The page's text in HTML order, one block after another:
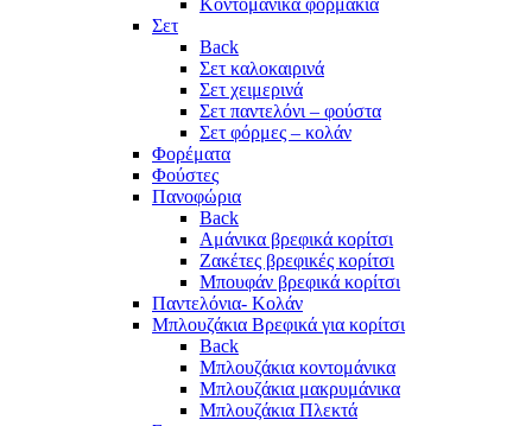
Κοντομάνικα φορμάκια
Σετ
Back
Σετ καλοκαιρινά
Σετ χειμερινά
Σετ παντελόνι – φούστα
Σετ φόρμες – κολάν
Φορέματα
Φούστες
Πανοφώρια
Back
Αμάνικα βρεφικά κορίτσι
Ζακέτες βρεφικές κορίτσι
Μπουφάν βρεφικά κορίτσι
Παντελόνια- Κολάν
Μπλουζάκια Βρεφικά για κορίτσι
Back
Μπλουζάκια κοντομάνικα
Μπλουζάκια μακρυμάνικα
Μπλουζάκια Πλεκτά